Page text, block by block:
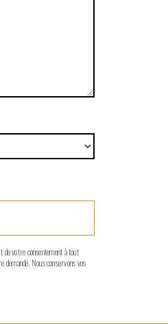
votre consentement à tout
Nous conservons vos